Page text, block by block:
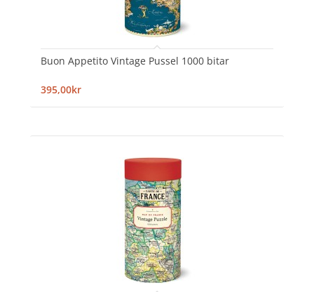
Buon Appetito Vintage Pussel 1000 bitar
395,00kr